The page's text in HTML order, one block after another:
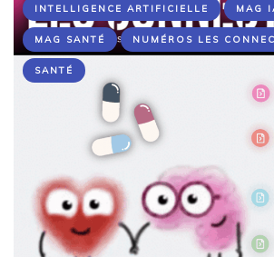
INTELLIGENCE ARTIFICIELLE MAG
MAG SANTÉ NUMÉROS LES
SANTÉ